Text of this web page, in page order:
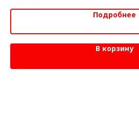
Подробнее
В корзину